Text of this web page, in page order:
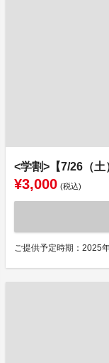
<学割>【7/26（
¥3,000 (税込)
ご提供予定時期：2025